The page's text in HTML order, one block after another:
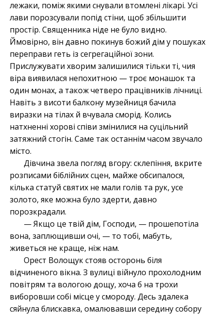
лежаки, поміж якими снували втомлені лікарі. Усі
лави порозсували попід стіни, щоб збільшити
простір. Священника ніде не було видно.
Ймовірно, він давно покинув божий дім у пошуках
переправи геть із сегрегаційної зони.
Прислужувати хворим залишилися тільки ті, чия
віра виявилася непохитною — троє монашок та
один монах, а також четверо працівників лічниці.
Навіть з висоти балкону музейниця бачила
виразки на тілах й вчувала сморід. Колись
натхненні хорові співи змінилися на суцільний
затяжний стогін. Саме так останнім часом звучало
місто.
Дівчина звела погляд вгору: склепіння, вкрите
розписами біблійних сцен, майже обсипалося,
кілька статуй святих не мали голів та рук, усе
золото, яке можна було здерти, давно
порозкрадали.
— Якщо це твій дім, Господи, — прошепотіла
вона, заплющивши очі, — то тобі, мабуть,
живеться не краще, ніж нам.
Орест Волощук стояв осторонь біля
відчиненого вікна. З вулиці війнуло прохолодним
повітрям та вологою дощу, хоча б на трохи
виборовши собі місце у смороду. Десь здалека
сяйнула блискавка, омалювавши середину собору